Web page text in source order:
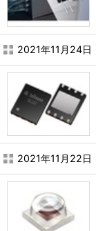
2021年11月24日
2021年11月22日